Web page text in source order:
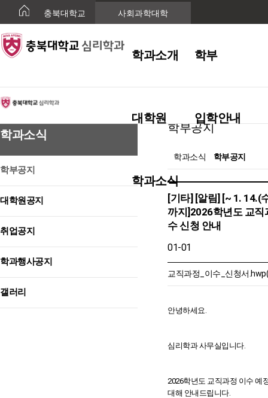
충북대학교 사회과학대학
학과소개 학부
대학원 입학안내
학과소식
학과소식
학부공지
대학원공지
취업공지
학과행사공지
갤러리
학부공지
학과소식 학부공지
[기타] [알림] [~ 1. 14.(
까지]2026학년도 교직
수 신청 안내
01-01
교직과정_이수_신청서
안녕하세요.
심리학과 사무실입니다.
2026학년도 교직과정 이수 예
대해 안내드립니다.